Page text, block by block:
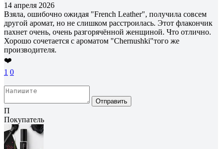
14 апреля 2026
Взяла, ошибочно ожидая "French Leather", получила совсем
другой аромат, но не слишком расстроилась. Этот флакончик
пахнет очень, очень разгорячëнной женщиной. Что отлично.
Хорошо сочетается с ароматом "Chernushki"того же
производителя.
❤️
1 0
Отправить
П
Покупатель